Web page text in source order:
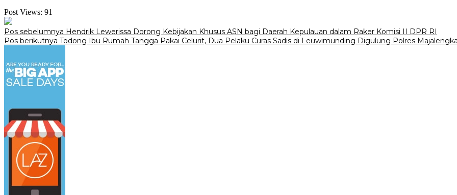
Post Views: 91
Navigasi
pos
Pos sebelumnya Hendrik Lewerissa Dorong Kebijakan Khusus ASN bagi Daerah Kepulauan dalam Raker Komisi II DPR RI
Pos berikutnya Todong Ibu Rumah Tangga Pakai Celurit, Dua Pelaku Curas Sadis di Leuwimunding Digulung Polres